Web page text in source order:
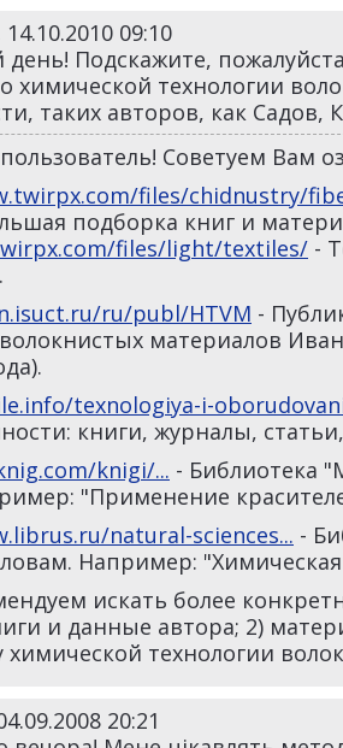
14.10.2010 09:10
Подскажите,
химической технологии
таких авторов, как
Советуем Вам
files/chidnustry/
подборка книг и
files/light/textiles/ -
ru/publ/HTVM -
материалов
texnologiya-i-
книги, журналы,
knigi/... - Библиотека
"Применение
natural-sciences... -
Например: "Химическая
искать более
и данные автора; 2)
химической технологии
20:21